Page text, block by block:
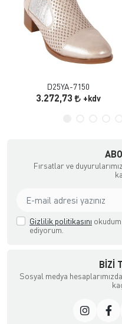
D25YA-7150
3.272,73 +kdv
Fırsatlar ve
Gizlilik politikasını
ediyorum.
BIZI
Sosyal medya